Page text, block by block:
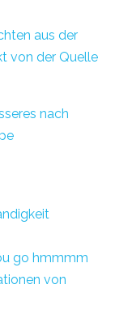
aus der
von der Quelle
nach
go hmmmm
von